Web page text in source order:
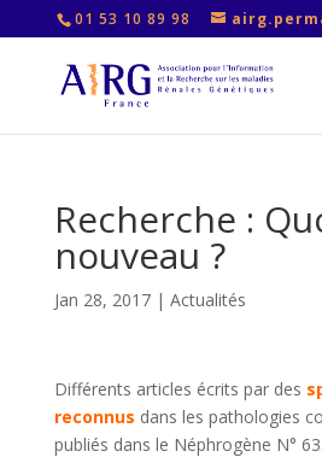
01 53 10 89 98
Recherche :
nouveau ?
Jan 28, 2017| Actualités
Différents articles écrits par des
reconnus dans les pathologies
publiés dans le Néphrogène N°